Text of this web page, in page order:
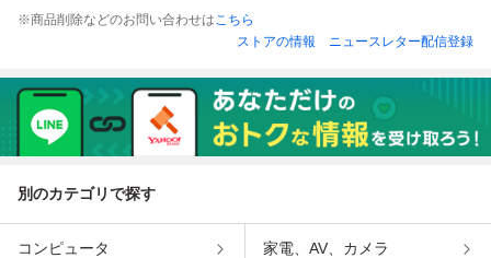
※商品削除などのお問い合わせはこちら
ストアの情報
ニュースレター配信登録
別のカテゴリで探す
コンピュータ 家電、AV、カメラ